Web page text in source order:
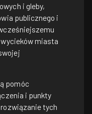
i gleby,
publicznego i
miasta
pomóc
i punkty
tych